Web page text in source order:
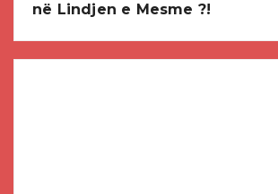
në Lindjen e Mesme ?!